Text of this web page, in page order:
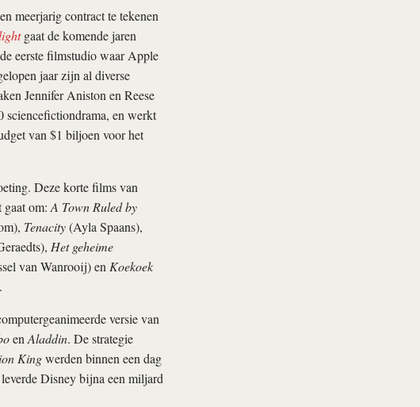
meerjarig contract te tekenen
gaat de komende jaren
eerste filmstudio waar Apple
jaar zijn al diverse
Jennifer Aniston en Reese
sciencefictiondrama, en werkt
van $1 biljoen voor het
Deze korte films van
om: A Town Ruled by
Tenacity(Ayla Spaans),
Het geheime
van Wanrooij) en Koekoek
versie van
en Aladdin. De strategie
Kingwerden binnen een dag
Disney bijna een miljard